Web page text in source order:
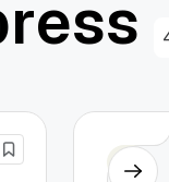
ress